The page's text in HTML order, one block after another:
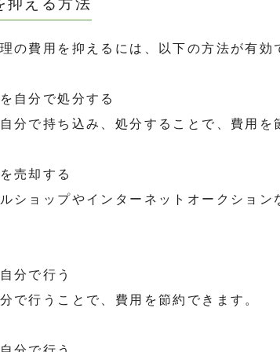
抑える方法
の費用を抑えるには、以下の方法が有効
自分で処分する
分で持ち込み、処分することで、費用を
売却する
ショップやインターネットオークショ
分で行う
で行うことで、費用を節約できます。